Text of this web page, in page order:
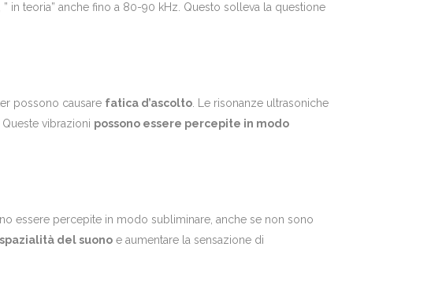
in teoria” anche fino a 80-90 kHz. Questo solleva la questione
possono causare fatica d’ascolto. Le risonanze ultrasoniche
vibrazioni possono essere percepite in modo
essere percepite in modo subliminare, anche se non sono
del suono e aumentare la sensazione di